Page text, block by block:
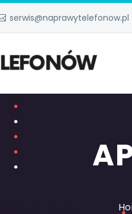
serwis@naprawytelefonow.pl